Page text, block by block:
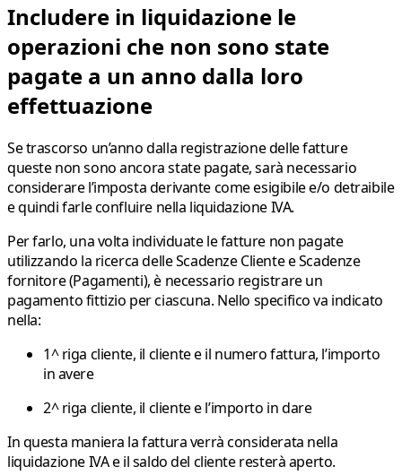
Includere in liquidazione le
operazioni che non sono state
pagate a un anno dalla loro
effettuazione
Se trascorso un’anno dalla registrazione delle fatture
queste non sono ancora state pagate, sarà necessario
considerare l’imposta derivante come esigibile e/o detraibile
e quindi farle confluire nella liquidazione IVA.
Per farlo, una volta individuate le fatture non pagate
utilizzando la ricerca delle Scadenze Cliente e Scadenze
fornitore (Pagamenti), è necessario registrare un
pagamento fittizio per ciascuna. Nello specifico va indicato
nella:
1^ riga cliente, il cliente e il numero fattura, l’importo
in avere
2^ riga cliente, il cliente e l’importo in dare
In questa maniera la fattura verrà considerata nella
liquidazione IVA e il saldo del cliente resterà aperto.